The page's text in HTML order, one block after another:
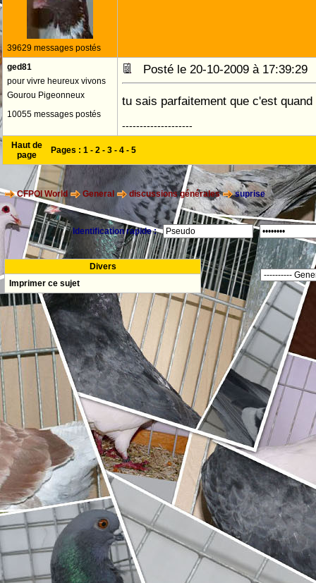
39629 messages postés
ged81
pour vivre heureux vivons
Gourou Pigeonneux
10055 messages postés
Posté le 20-10-2009 à
tu sais parfaitement que c'est
--------------------
Haut de
page
Pages : 1 - 2 - 3 - 4 - 5
CFPOI World General discussions générales suprise
Identification rapide :
Divers
Imprimer ce sujet